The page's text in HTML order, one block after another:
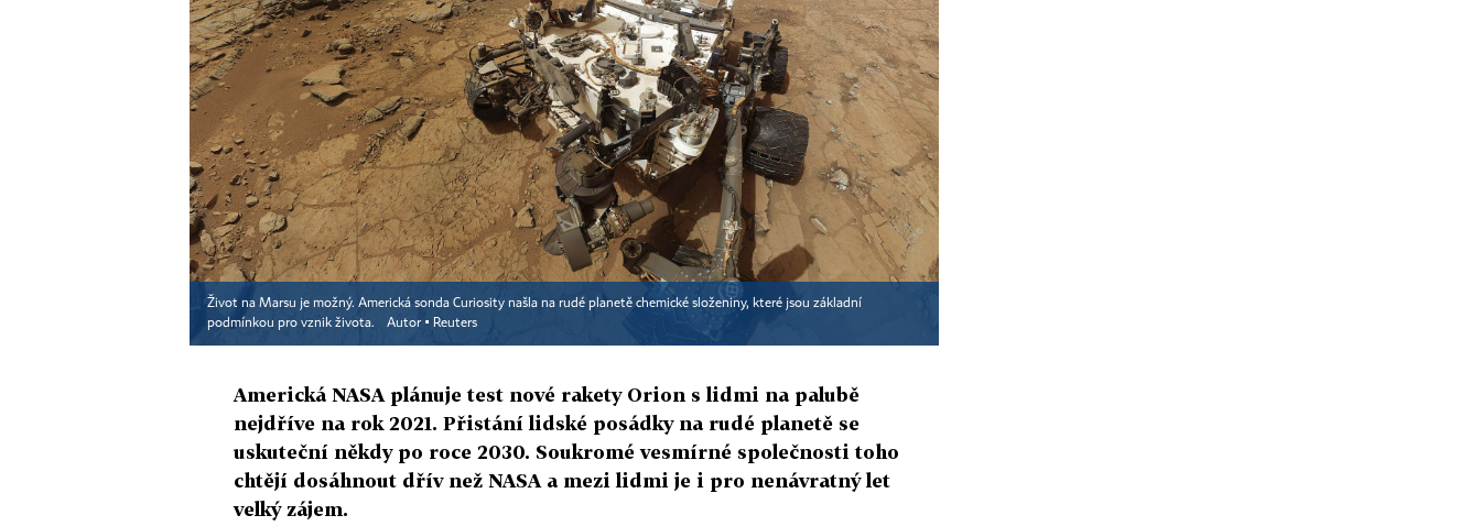
Život na Marsu je možný. Americká sonda Curiosity našla na rudé planetě chemické složeniny, které jsou základní
podmínkou pro vznik života.
Autor ▪ Reuters
Americká NASA plánuje test nové rakety Orion s lidmi na palubě
nejdříve na rok 2021. Přistání lidské posádky na rudé planetě se
uskuteční někdy po roce 2030. Soukromé vesmírné společnosti toho
chtějí dosáhnout dřív než NASA a mezi lidmi je i pro nenávratný let
velký zájem.